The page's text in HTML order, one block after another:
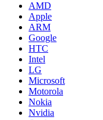
AMD
Apple
ARM
Google
HTC
Intel
LG
Microsoft
Motorola
Nokia
Nvidia